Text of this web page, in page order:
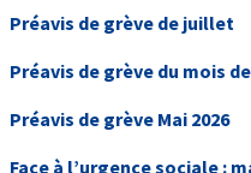
Préavis de grève de juillet
Préavis de grève du mois
Préavis de grève Mai 2026
Face à l’urgence sociale :